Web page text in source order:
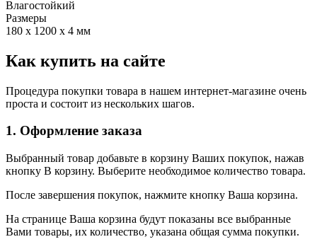
Влагостойкий
Размеры
180 х 1200 х 4 мм
Как купить на сайте
Процедура покупки товара в нашем интернет-магазине очень
проста и состоит из нескольких шагов.
1. Оформление заказа
Выбранный товар добавьте в корзину Ваших покупок, нажав
кнопку В корзину. Выберите необходимое количество товара.
После завершения покупок, нажмите кнопку Ваша корзина.
На странице Ваша корзина будут показаны все выбранные
Вами товары, их количество, указана общая сумма покупки.